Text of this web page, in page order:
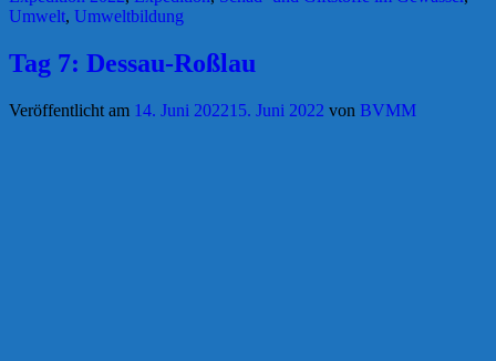
Umwelt, Umweltbildung
Tag 7: Dessau-Roßlau
Veröffentlicht am 14. Juni 202215. Juni 2022 von BVMM